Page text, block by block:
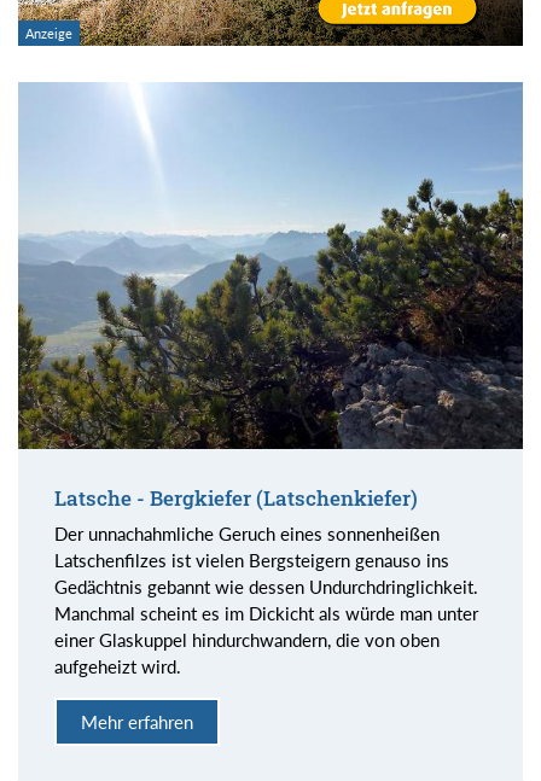
Latsche - Bergkiefer (Latschenkiefer)
Der unnachahmliche Geruch eines sonnenheißen
Latschenfilzes ist vielen Bergsteigern genauso ins
Gedächtnis gebannt wie dessen Undurchdringlichkeit.
Manchmal scheint es im Dickicht als würde man unter
einer Glaskuppel hindurchwandern, die von oben
aufgeheizt wird.
Mehr erfahren